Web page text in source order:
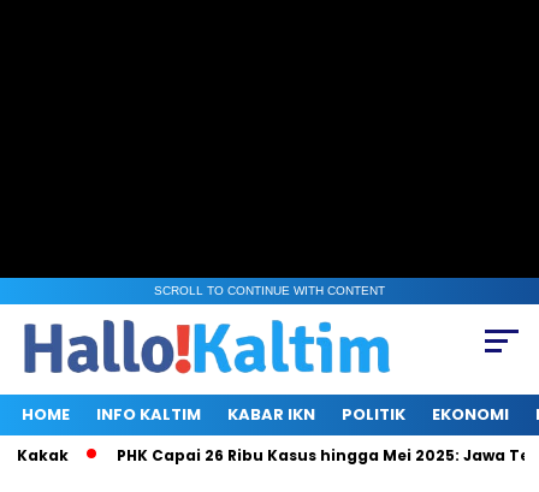
SCROLL TO CONTINUE WITH CONTENT
HOME INFO KALTIM KABAR IKN POLITIK EKONOMI
PHK Capai 26 Ribu Kasus hingga Mei 2025: Jawa